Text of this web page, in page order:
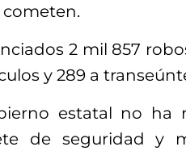
2 mil 857
y 289 a
estatal no ha
de seguridad y